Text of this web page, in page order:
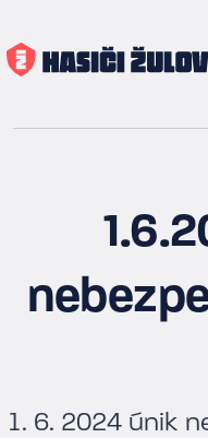
1. 6. 2024 únik